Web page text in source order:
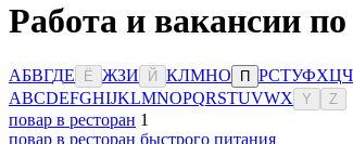
Работа и вакансии
АБВГДЕ Ё ЖЗИ Й КЛМНО П РСТУФХЦЧ
ABCDEFGHIJKLMNOPQRSTUVWX Y Z
повар в ресторан 1
повар в ресторан быстрого питания